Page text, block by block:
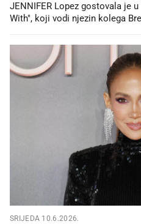
JENNIFER Lopez gostovala je
With", koji vodi njezin kolega
SRIJEDA 10.6.2026.